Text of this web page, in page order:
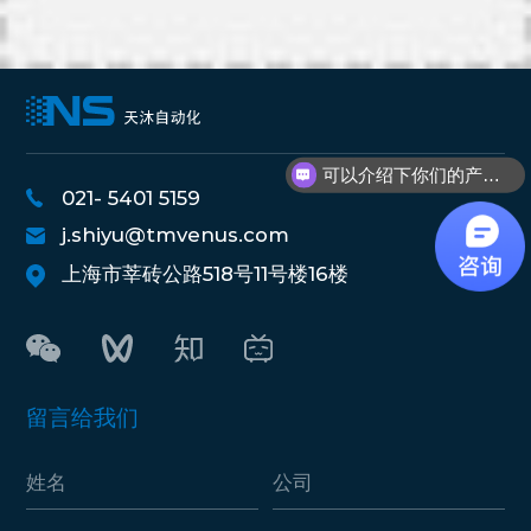
021- 5401 5159
j.shiyu@tmvenus.com
上海市莘砖公路518号11号楼16楼
留言给我们
可以介绍下你们的产品么？